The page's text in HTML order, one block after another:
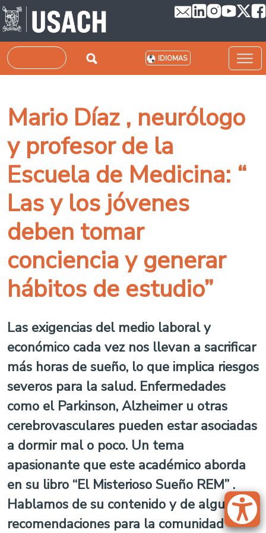
Pasar al contenido principal
Buscar IDIOMAS
Mario Díaz , neurólogo
y profesor de la
Escuela de Medicina: “
Las y los jóvenes
deben tomar
conciencia y generar
hábitos de estudio”
Las exigencias del medio laboral y
económico cada vez nos llevan a sacrificar
más horas de sueño, lo que implica riesgos
severos para la salud. Enfermedades
como el Parkinson, Alzheimer u otras
cerebrovasculares pueden estar asociadas
a dormir mal o poco. Un tema
apasionante que este académico aborda
en su libro “El Misterioso Sueño REM” .
Hablamos de su contenido y de algunas
recomendaciones para la comunidad